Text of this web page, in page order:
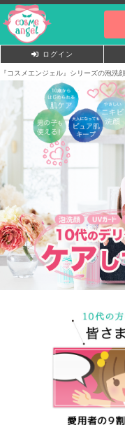
ログイン
『コスメエンジェル』シリーズの泡洗